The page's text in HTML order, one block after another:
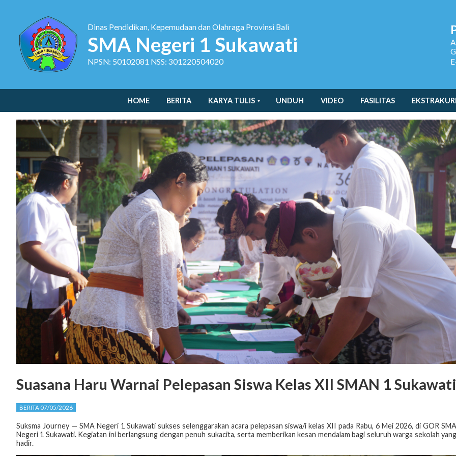
Dinas Pendidikan, Kepemudaan dan Olahraga Provinsi Bali
SMA Negeri 1 Sukawati
NPSN: 50102081 NSS: 301220504020
HOME BERITA KARYA TULIS UNDUH VIDEO FASILITAS
Suasana Haru Warnai Pelepasan Siswa Kelas XII SMAN 1 Sukawati
BERITA 07/05/2026
Suksma Journey — SMA Negeri 1 Sukawati sukses selenggarakan acara pelepasan siswa/i kelas XII pada Rabu, 6 Mei 2026, di GOR SMA
Negeri 1 Sukawati. Kegiatan ini berlangsung dengan penuh sukacita, serta memberikan kesan mendalam bagi seluruh warga sekolah yang
hadir.